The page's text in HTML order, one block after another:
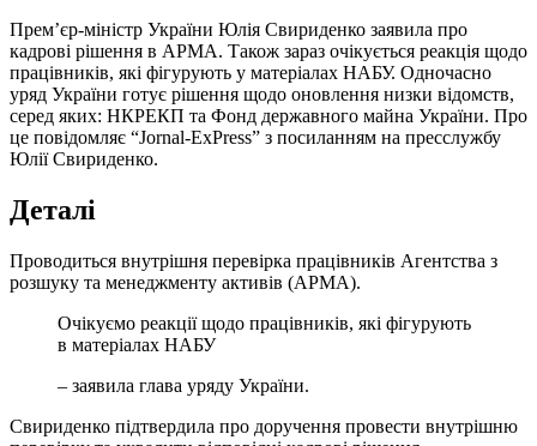
Прем’єр-міністр України Юлія Свириденко заявила про
кадрові рішення в АРМА. Також зараз очікується реакція щодо
працівників, які фігурують у матеріалах НАБУ. Одночасно
уряд України готує рішення щодо оновлення низки відомств,
серед яких: НКРЕКП та Фонд державного майна України. Про
це повідомляє “Jornal-ExPress” з посиланням на пресслужбу
Юлії Свириденко.
Деталі
Проводиться внутрішня перевірка працівників Агентства з
розшуку та менеджменту активів (АРМА).
Очікуємо реакції щодо працівників, які фігурують
в матеріалах НАБУ
– заявила глава уряду України.
Свириденко підтвердила про доручення провести внутрішню